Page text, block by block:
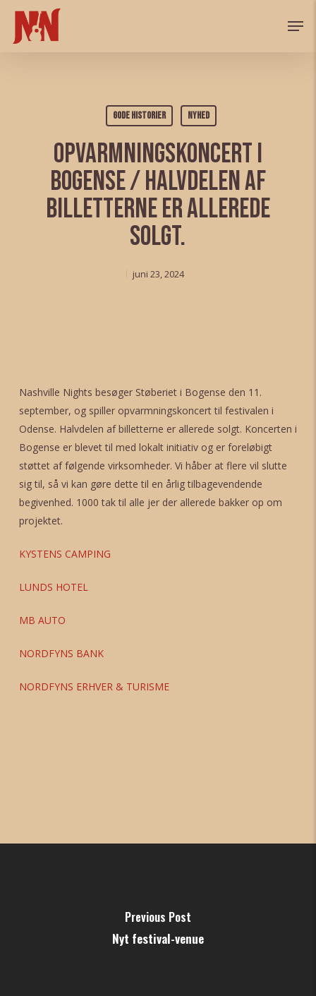
Skip
main
Gode historier Nyhed
Opvarmningskoncert i
Bogense / Halvdelen af
billetterne er allerede
solgt.
juni 23, 2024
Nashville Nights besøger Støberiet i Bogense den 11.
september, og spiller opvarmningskoncert til festivalen i
Odense. Halvdelen af billetterne er allerede solgt. Koncerten i
Bogense er blevet til med lokalt initiativ og er foreløbigt
støttet af følgende virksomheder. Vi håber at flere vil slutte
sig til, så vi kan gøre dette til en årlig tilbagevendende
begivenhed. 1000 tak til alle jer der allerede bakker op om
projektet.
KYSTENS CAMPING
LUNDS HOTEL
MB AUTO
NORDFYNS BANK
NORDFYNS ERHVER & TURISME
Previous Post
Nyt festival-venue